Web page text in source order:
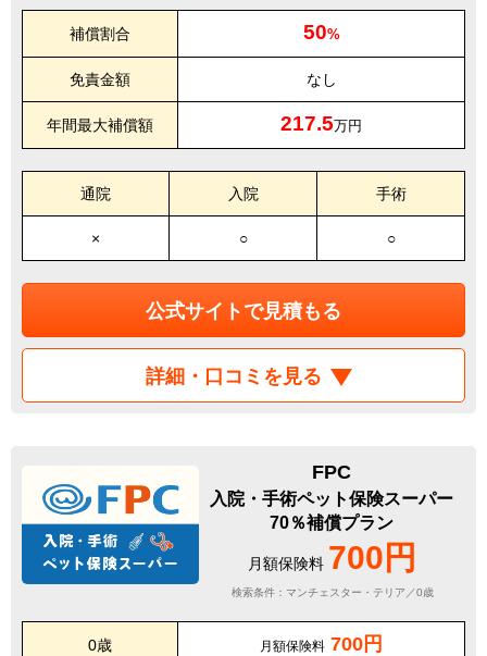
補償割合 50%
免責金額 なし
年間最大補償額 217.5万円
通院 入院 手術
× ○ ○
公式サイトで見積もる
詳細・口コミを見る
FPC
入院・手術ペット保険スーパー
70％補償プラン
月額保険料 700円
検索条件：マンチェスター・テリア／0歳
0歳 月額保険料 700円